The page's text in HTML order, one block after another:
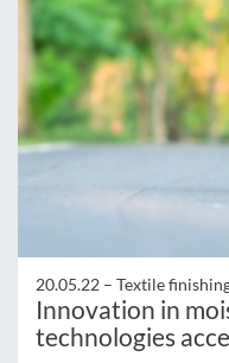
20.05.22 – Textile
Innovation in
technologies